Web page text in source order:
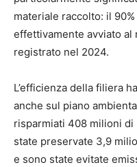
materiale raccolto: il
effettivamente avviato al
registrato nel 2024.
L’efficienza della filiera
anche sul piano
risparmiati 408 milioni di
state preservate 3,9
e sono state evitate